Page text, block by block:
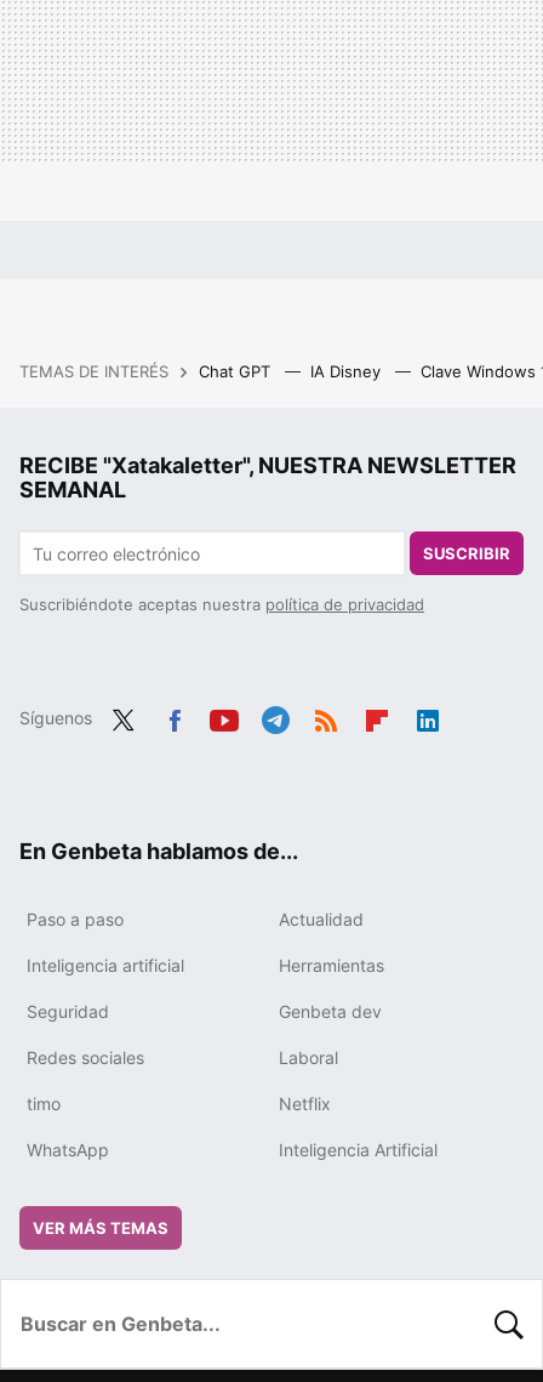
TEMAS DE INTERÉS Chat GPT IA Disney Clave Windows
RECIBE "Xatakaletter", NUESTRA NEWSLETTER
SEMANAL
SUSCRIBIR
Suscribiéndote aceptas nuestra política de privacidad
Síguenos
En Genbeta hablamos de...
Paso a paso Actualidad
Inteligencia artificial Herramientas
Seguridad Genbeta dev
Redes sociales Laboral
timo Netflix
WhatsApp Inteligencia Artificial
VER MÁS TEMAS